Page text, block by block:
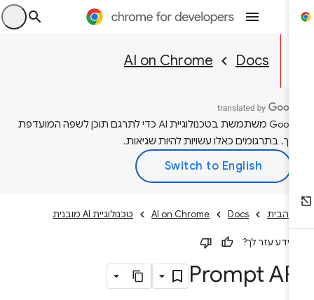
Docs
AI on Chrome
‫Google משתמשת בטכנולוגיית AI כדי לתרגם תוכן לשפה המועדפת
בתרגומים כאלו עשויות להיות שגיאות.
הבית Docs
AI on Chrome טכנולוגיית AI מובנית
עזר לך?
Prompt